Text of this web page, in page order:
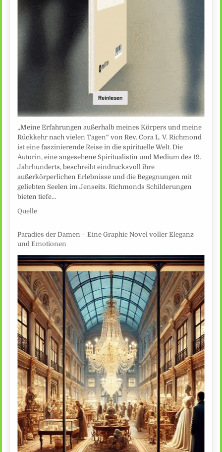
„Meine Erfahrungen außerhalb meines Körpers und meine
Rückkehr nach vielen Tagen“ von Rev. Cora L. V. Richmond
ist eine faszinierende Reise in die spirituelle Welt. Die
Autorin, eine angesehene Spiritualistin und Medium des 19.
Jahrhunderts, beschreibt eindrucksvoll ihre
außerkörperlichen Erlebnisse und die Begegnungen mit
geliebten Seelen im Jenseits. Richmonds Schilderungen
bieten tiefe…
Quelle
Paradies der Damen – Eine Graphic Novel voller Eleganz
und Emotionen